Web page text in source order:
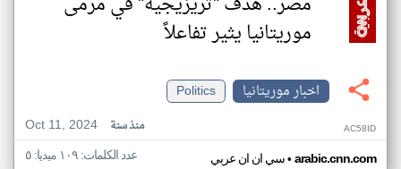
موريتانيا يثير تفاعلاً
اخبار موريتانيا
Politics
Oct 11, 2024
منذ سنة AC58ID
سي ان ان عربي• arabic.cnn.com عدد الكلمات: ١٠٩ ميديا: ٥